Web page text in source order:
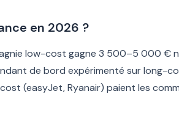
en 2026 ?
low-cost gagne 3 500–5 000 €
de bord expérimenté sur long-
(easyJet, Ryanair) paient les